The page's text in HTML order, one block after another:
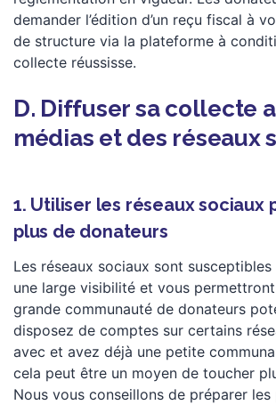
demander l’édition d’un reçu fiscal à
de structure via la plateforme à
collecte réussisse.
D. Diffuser sa collecte
médias et des réseaux
1. Utiliser les réseaux sociaux
plus de donateurs
Les réseaux sociaux sont
une large visibilité et vous
grande communauté de donateurs
disposez de comptes sur certains
avec et avez déjà une petite
cela peut être un moyen de toucher
Nous vous conseillons de préparer